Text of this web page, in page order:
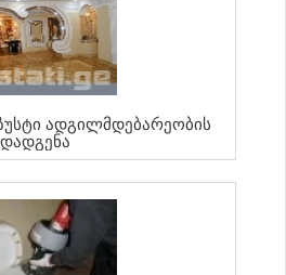
Ადგილმდებარეობის
Დადგენა